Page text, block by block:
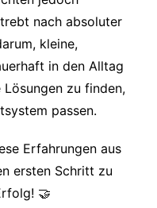
nach absoluter
kleine,
in den Alltag
zu finden,
passen.
Erfahrungen aus
ersten Schritt zu
🤝